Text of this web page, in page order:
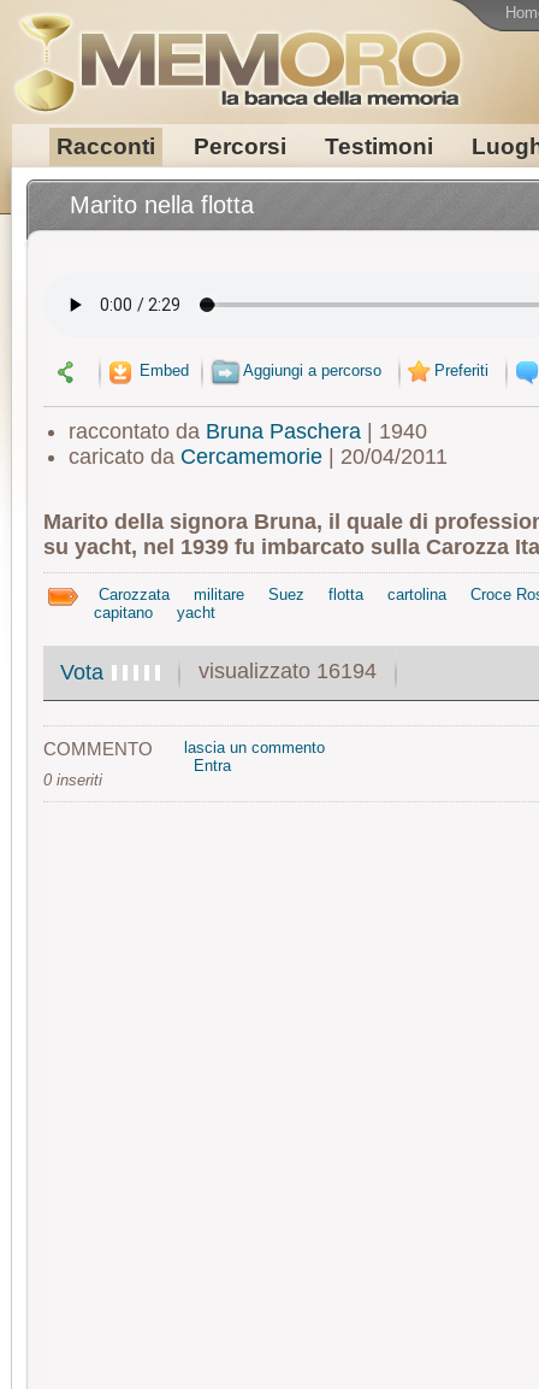
Racconti Percorsi Testimoni
Marito nella flotta
Embed Aggiungi a percorso Preferiti
raccontato da Bruna Paschera| 1940
caricato da Cercamemorie| 20/04/2011
Marito della signora Bruna, il quale di
su yacht, nel 1939 fu imbarcato sulla Carozza
Carozzata militare Suez flotta cartolina
Croce
capitano
yacht
Vota visualizzato 16194
COMMENTO
0 inseriti
lascia un commento
Entra